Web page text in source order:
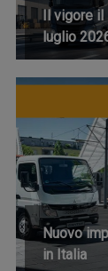
Il vigore
luglio
Nuovo
in Italia